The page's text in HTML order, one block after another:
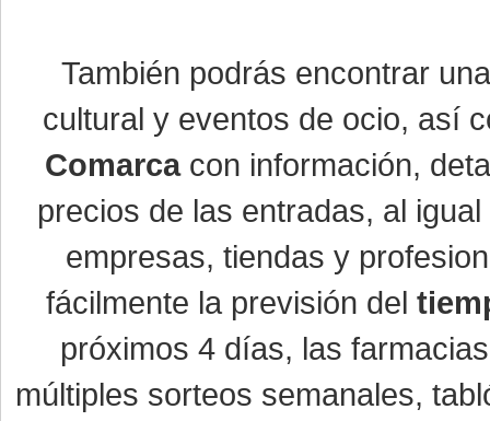
También podrás encontrar
cultural y eventos de ocio, así
Comarcacon información,
precios de las entradas, al
empresas, tiendas y
fácilmente la previsión del
próximos 4 días, las
múltiples sorteos semanales,